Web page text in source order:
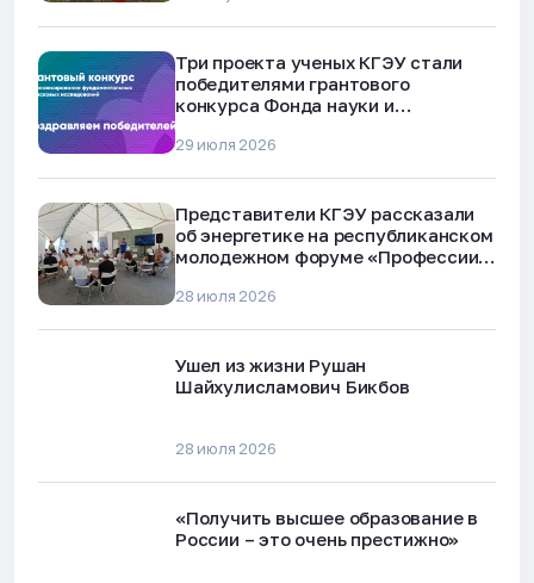
Три проекта ученых КГЭУ стали
победителями грантового
конкурса Фонда науки и
29 июля 2026
Представители КГЭУ рассказали
об энергетике на республиканском
молодежном форуме «Профессии
28 июля 2026
Ушел из жизни Рушан
Шайхулисламович Бикбов
28 июля 2026
«Получить высшее образование в
России – это очень престижно»